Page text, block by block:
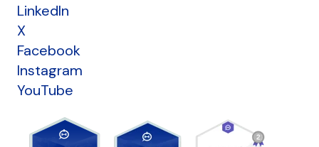
LinkedIn
X
Facebook
Instagram
YouTube